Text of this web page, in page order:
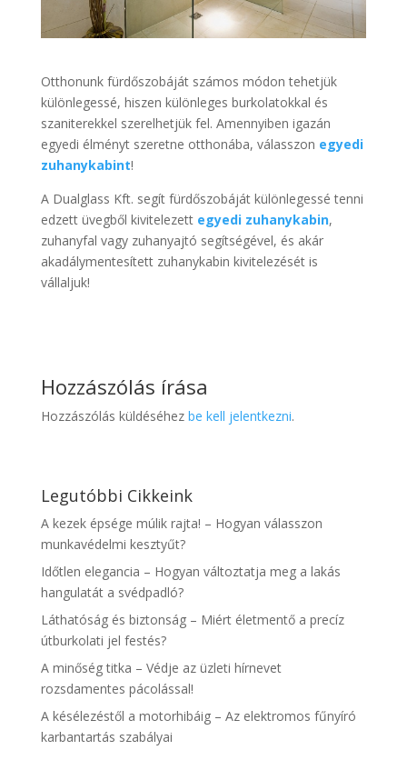
Otthonunk fürdőszobáját számos módon tehetjük
különlegessé, hiszen különleges burkolatokkal és
szaniterekkel szerelhetjük fel. Amennyiben igazán
egyedi élményt szeretne otthonába, válasszon egyedi
zuhanykabint!
A Dualglass Kft. segít fürdőszobáját különlegessé tenni
edzett üvegből kivitelezett egyedi zuhanykabin,
zuhanyfal vagy zuhanyajtó segítségével, és akár
akadálymentesített zuhanykabin kivitelezését is
vállaljuk!
Hozzászólás írása
Hozzászólás küldéséhez be kell jelentkezni.
Legutóbbi Cikkeink
A kezek épsége múlik rajta! – Hogyan válasszon
munkavédelmi kesztyűt?
Időtlen elegancia – Hogyan változtatja meg a lakás
hangulatát a svédpadló?
Láthatóság és biztonság – Miért életmentő a precíz
útburkolati jel festés?
A minőség titka – Védje az üzleti hírnevet
rozsdamentes pácolással!
A késélezéstől a motorhibáig – Az elektromos fűnyíró
karbantartás szabályai